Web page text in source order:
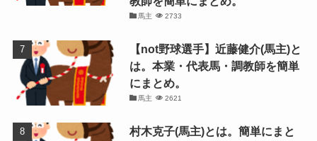
馬主 2733
【not野球選手】近藤健介(馬主)と
は。本業・代表馬・調教師を簡単
にまとめ。
馬主 2621
村木克子(馬主)とは。簡単にまと